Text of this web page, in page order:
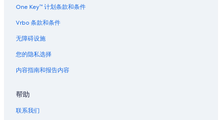
One Key™ 计划条款和条件
Vrbo 条款和条件
无障碍设施
您的隐私选择
内容指南和报告内容
帮助
联系我们